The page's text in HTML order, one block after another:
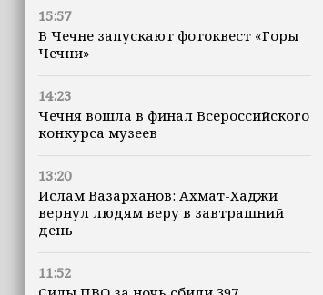
15:57
В Чечне запускают фотоквест «Горы
Чечни»
14:23
Чечня вошла в финал Всероссийского
конкурса музеев
13:20
Ислам Вазарханов: Ахмат-Хаджи
вернул людям веру в завтрашний
день
11:52